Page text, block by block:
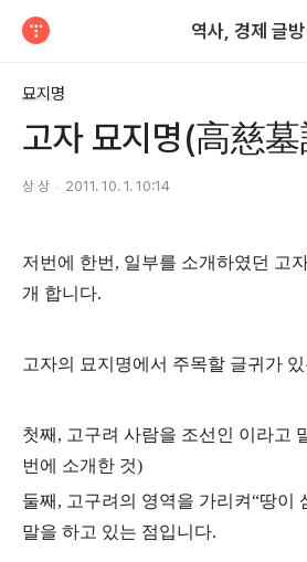
역사, 경제 글방
묘지명
고자 묘지명(高慈
상 상 2011. 10. 1. 10:14
저번에 한번, 일부를 소개하였던 고
개 합니다.
고자의 묘지명에서 주목할 글귀가
첫째, 고구려 사람을 조선인 이라고
번에 소개한 것)
둘째, 고구려의 영역을 가리켜“땅이
말을 하고 있는 점입니다.